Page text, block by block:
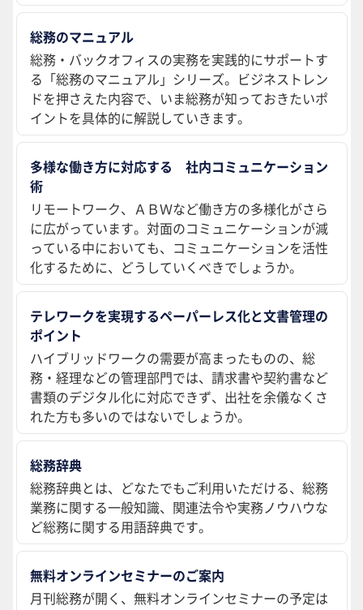
総務のマニュアル
総務・バックオフィスの実務を実践的にサポートす
る「総務のマニュアル」シリーズ。ビジネストレン
ドを押さえた内容で、いま総務が知っておきたいポ
イントを具体的に解説していきます。
多様な働き方に対応する 社内コミュニケーション
術
リモートワーク、ＡＢＷなど働き方の多様化がさら
に広がっています。対面のコミュニケーションが減
っている中においても、コミュニケーションを活性
化するために、どうしていくべきでしょうか。
テレワークを実現するペーパーレス化と文書管理の
ポイント
ハイブリッドワークの需要が高まったものの、総
務・経理などの管理部門では、請求書や契約書など
書類のデジタル化に対応できず、出社を余儀なくさ
れた方も多いのではないでしょうか。
総務辞典
総務辞典とは、どなたでもご利用いただける、総務
業務に関する一般知識、関連法令や実務ノウハウな
ど総務に関する用語辞典です。
無料オンラインセミナーのご案内
月刊総務が開く、無料オンラインセミナーの予定は